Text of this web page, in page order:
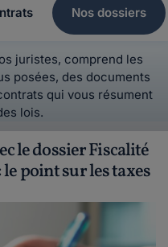
Nos dossiers
juristes, comprend les
posées, des documents
qui vous résument
lois.
le dossier Fiscalité
le point sur les taxes